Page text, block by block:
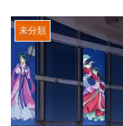
未分類